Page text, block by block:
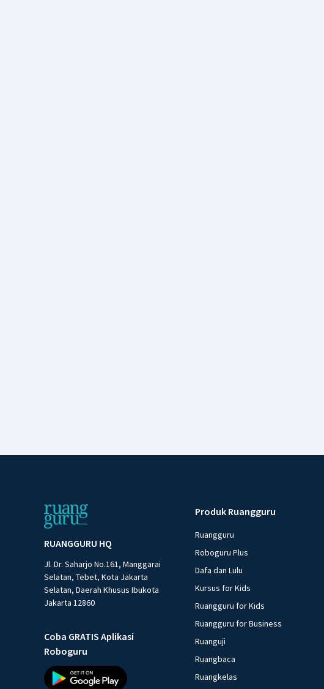
RUANGGURU HQ
Jl. Dr. Saharjo No.161, Manggarai
Selatan, Tebet, Kota Jakarta
Selatan, Daerah Khusus Ibukota
Jakarta 12860
Coba GRATIS Aplikasi
Roboguru
Produk Ruangguru
Ruangguru
Roboguru Plus
Dafa dan Lulu
Kursus for Kids
Ruangguru for Kids
Ruangguru for Business
Ruanguji
Ruangbaca
Ruangkelas